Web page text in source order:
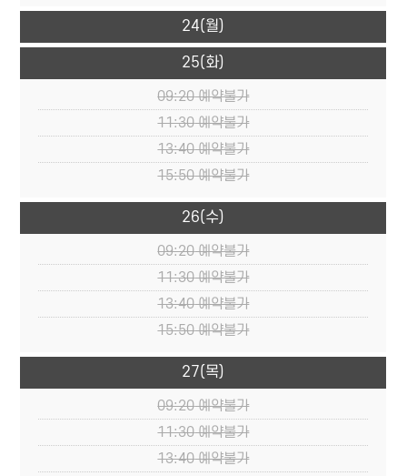
24(월)
25(화)
09:20예약불가
11:30예약불가
13:40예약불가
15:50예약불가
26(수)
09:20예약불가
11:30예약불가
13:40예약불가
15:50예약불가
27(목)
09:20예약불가
11:30예약불가
13:40예약불가